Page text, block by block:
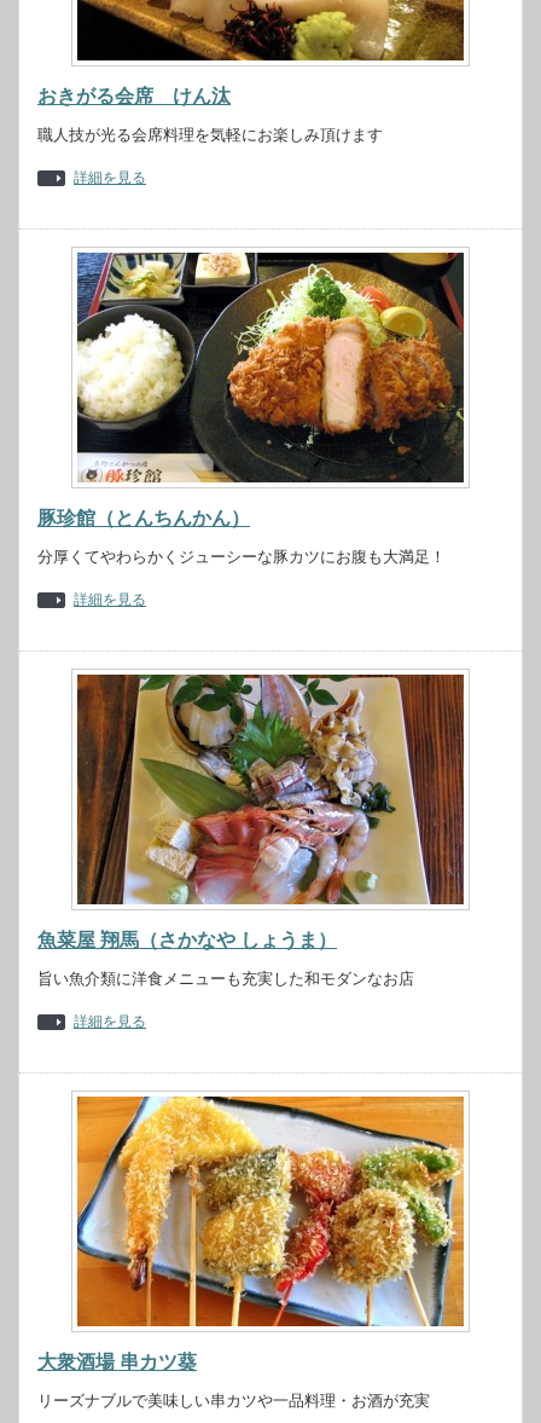
おきがる会席 けん汰
職人技が光る会席料理を気軽にお楽しみ頂けます
詳細を見る
豚珍館（とんちんかん）
分厚くてやわらかくジューシーな豚カツにお腹も大満足！
詳細を見る
魚菜屋 翔馬（さかなや しょうま）
旨い魚介類に洋食メニューも充実した和モダンなお店
詳細を見る
大衆酒場 串カツ葵
リーズナブルで美味しい串カツや一品料理・お酒が充実